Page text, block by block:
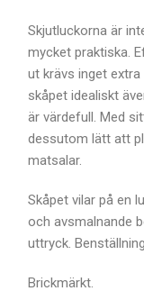
Skjutluckorna är
mycket praktiska.
ut krävs inget
skåpet idealiskt
är värdefull. Med
dessutom lätt att
matsalar.
Skåpet vilar på en
och avsmalnande
uttryck.
Brickmärkt.